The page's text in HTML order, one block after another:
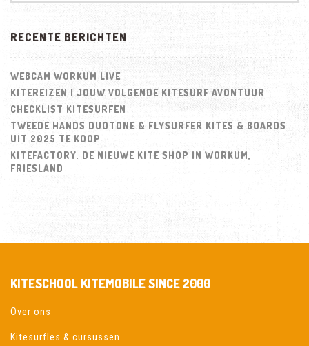
EN
2020?
RECENTE BERICHTEN
WEBCAM WORKUM LIVE
KITEREIZEN | JOUW VOLGENDE KITESURF AVONTUUR
CHECKLIST KITESURFEN
TWEEDE HANDS DUOTONE & FLYSURFER KITES & BOARDS
UIT 2025 TE KOOP
KITEFACTORY. DE NIEUWE KITE SHOP IN WORKUM,
FRIESLAND
KITESCHOOL KITEMOBILE SINCE 2000
Over ons
Kitesurfles & cursussen